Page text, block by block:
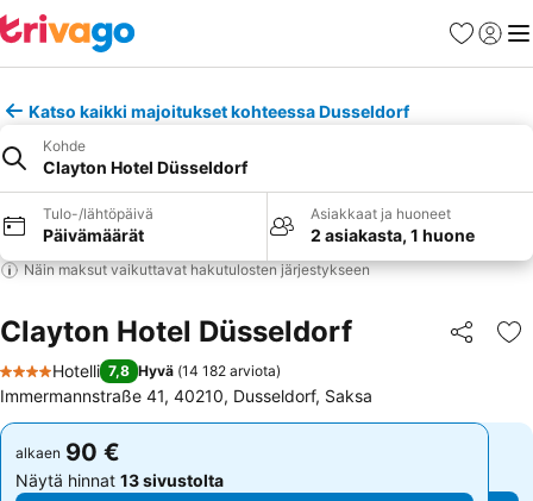
Suosikit
Katso kaikki majoitukset kohteessa Dusseldorf
Kohde
Clayton Hotel Düsseldorf
Tulo-/lähtöpäivä
Päivämäärät
Asiakkaat ja huoneet
2 asiakasta, 1 huone
Näin maksut vaikuttavat hakutulosten järjestykseen
Clayton Hotel Düsseldorf Jaa
4 Tähtiluokitus
Hotelli 7,8 Hyvä (14 182 arviota)
Immermannstraße 41, 40210, Dusseldorf, Saksa
alkaen 90 €
Näytä hinnat 13 sivustolta
alkaen 90 €
Näytä hinnat 13 sivustolta